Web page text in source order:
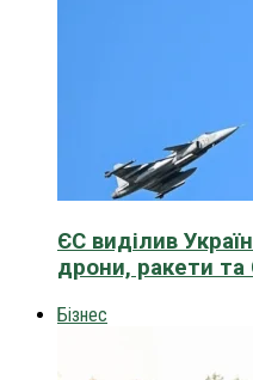
ЄС виділив
дрони, ракети та
Бізнес